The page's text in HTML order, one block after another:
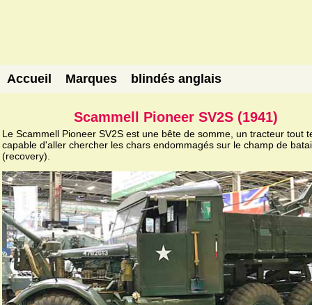
Accueil Marques blindés anglais
Scammell Pioneer SV2S (1941)
Le Scammell Pioneer SV2S est une bête de somme, un tracteur tout
capable d'aller chercher les chars endommagés sur le champ de
(recovery).